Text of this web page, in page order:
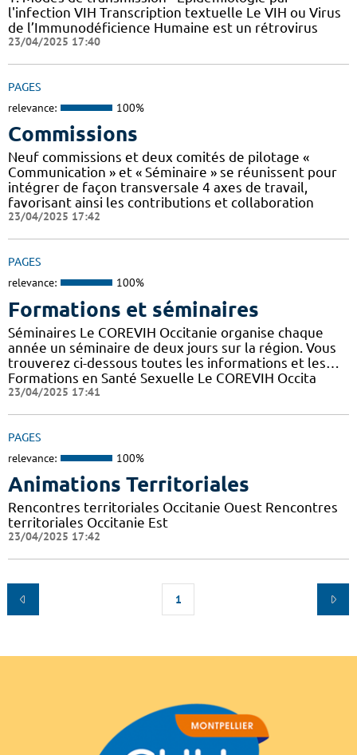
l'infection VIH Transcription textuelle Le VIH ou Virus
de l’Immunodéficience Humaine est un rétrovirus
23/04/2025 17:40
PAGES
relevance: 100%
Commissions
Neuf commissions et deux comités de pilotage «
Communication » et « Séminaire » se réunissent pour
intégrer de façon transversale 4 axes de travail,
favorisant ainsi les contributions et collaboration
23/04/2025 17:42
PAGES
relevance: 100%
Formations et séminaires
Séminaires Le COREVIH Occitanie organise chaque
année un séminaire de deux jours sur la région. Vous
trouverez ci-dessous toutes les informations et les…
Formations en Santé Sexuelle Le COREVIH Occita
23/04/2025 17:41
PAGES
relevance: 100%
Animations Territoriales
Rencontres territoriales Occitanie Ouest Rencontres
territoriales Occitanie Est
23/04/2025 17:42
1